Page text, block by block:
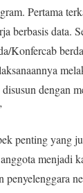
Pertama
berbasis data.
Konfercab
dengan
penting yang
menjadi
penyelenggara